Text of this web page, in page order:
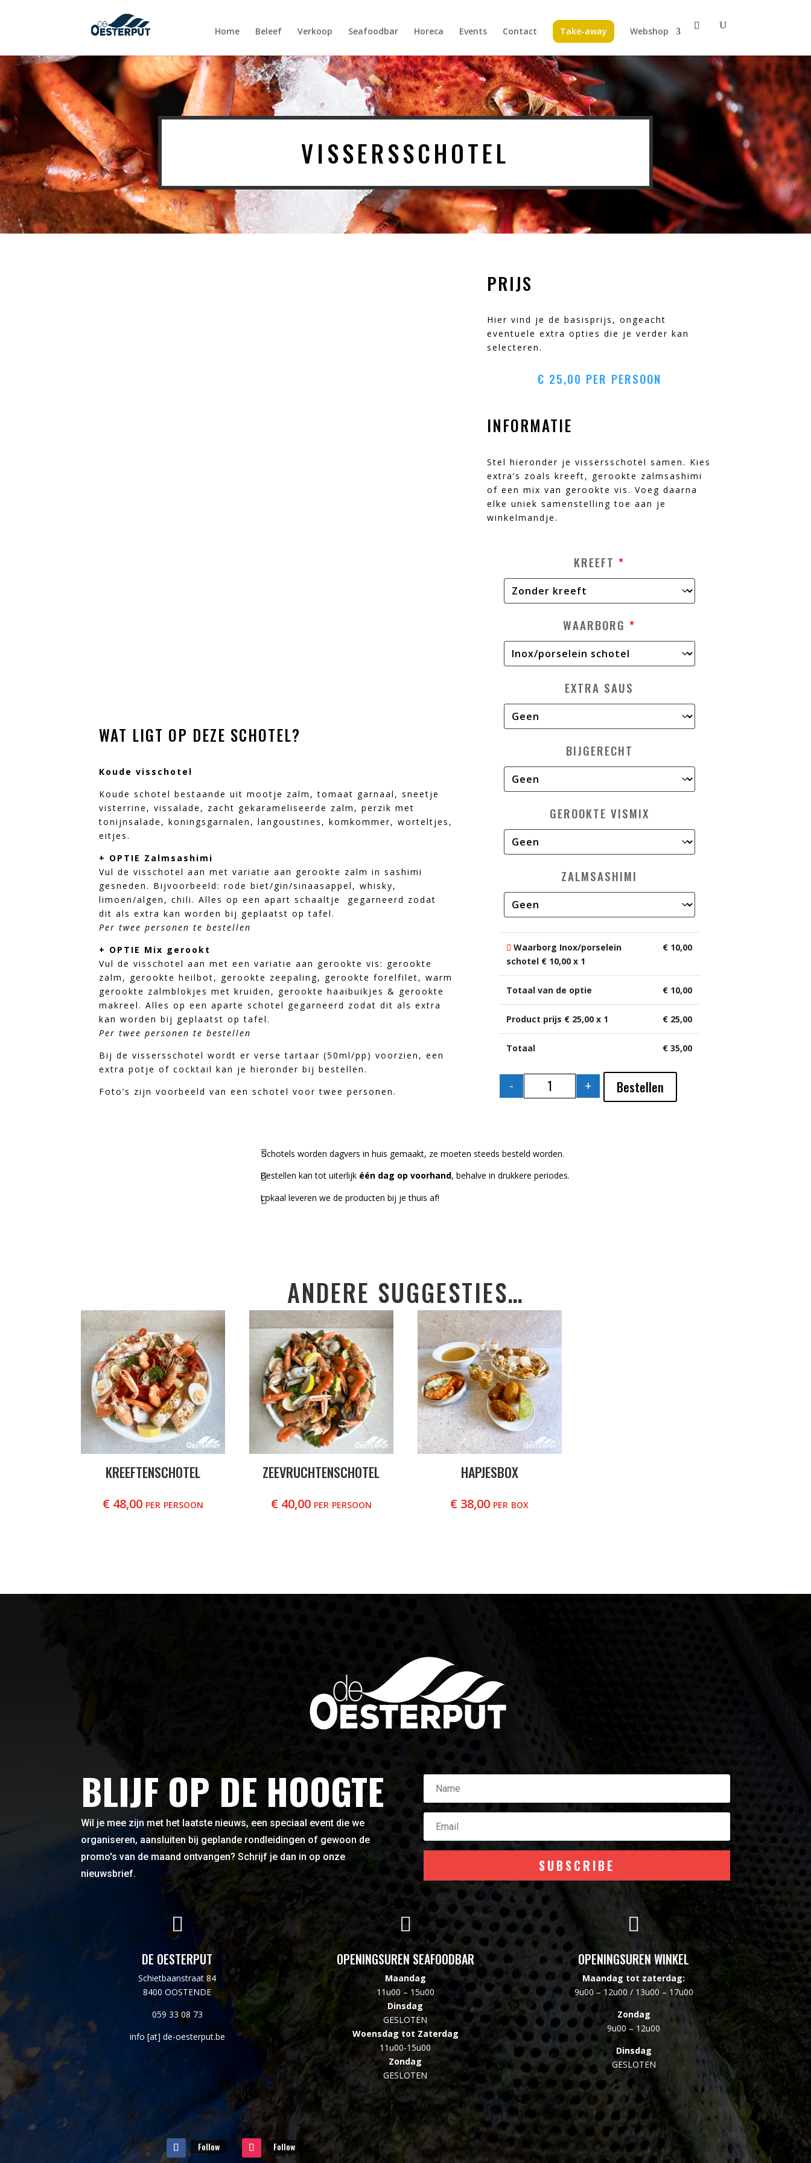
Home Beleef Verkoop Seafoodbar Horeca Events Contact Take-away Webshop
VISSERSSCHOTEL
WAT LIGT OP DEZE SCHOTEL?
Koude visschotel
Koude schotel bestaande uit mootje zalm, tomaat garnaal, sneetje
visterrine, vissalade, zacht gekarameliseerde zalm, perzik met
tonijnsalade, koningsgarnalen, langoustines, komkommer, worteltjes,
eitjes.
+ OPTIE Zalmsashimi
Vul de visschotel aan met variatie aan gerookte zalm in sashimi
gesneden. Bijvoorbeeld: rode biet/gin/sinaasappel, whisky,
limoen/algen, chili. Alles op een apart schaaltje gegarneerd zodat
dit als extra kan worden bij geplaatst op tafel.
Per twee personen te bestellen
+ OPTIE Mix gerookt
Vul de visschotel aan met een variatie aan gerookte vis: gerookte
zalm, gerookte heilbot, gerookte zeepaling, gerookte forelfilet, warm
gerookte zalmblokjes met kruiden, gerookte haaibuikjes & gerookte
makreel. Alles op een aparte schotel gegarneerd zodat dit als extra
kan worden bij geplaatst op tafel.
Per twee personen te bestellen
Bij de vissersschotel wordt er verse tartaar (50ml/pp) voorzien, een
extra potje of cocktail kan je hieronder bij bestellen.
Foto’s zijn voorbeeld van een schotel voor twee personen.
PRIJS
Hier vind je de basisprijs, ongeacht
eventuele extra opties die je verder kan
selecteren.
€ 25,00 PER PERSOON
INFORMATIE
Stel hieronder je vissersschotel samen. Kies
extra’s zoals kreeft, gerookte zalmsashimi
of een mix van gerookte vis. Voeg daarna
elke uniek samenstelling toe aan je
winkelmandje.
KREEFT *
WAARBORG *
EXTRA SAUS
BIJGERECHT
GEROOKTE VISMIX
ZALMSASHIMI
Waarborg Inox/porselein
schotel € 10,00 x 1
€ 10,00
Totaal van de optie € 10,00
Product prijs € 25,00 x 1 € 25,00
Totaal € 35,00
VISSERSSCHOTEL AANTAL
- + Bestellen



Schotels worden dagvers in huis gemaakt, ze moeten steeds besteld worden.
Bestellen kan tot uiterlijk één dag op voorhand, behalve in drukkere periodes.
Lokaal leveren we de producten bij je thuis af!
ANDERE SUGGESTIES…
KREEFTENSCHOTEL
€48,00 per persoon
ZEEVRUCHTENSCHOTEL
€40,00 per persoon
HAPJESBOX
€ 38,00 per box
BLIJF OP DE HOOGTE
Wil je mee zijn met het laatste nieuws, een speciaal event die we
organiseren, aansluiten bij geplande rondleidingen of gewoon de
promo's van de maand ontvangen? Schrijf je dan in op onze
nieuwsbrief.
SUBSCRIBE

DE OESTERPUT
Schietbaanstraat 84
8400 OOSTENDE
059 33 08 73
info [at] de-oesterput.be

OPENINGSUREN SEAFOODBAR
Maandag
11u00 – 15u00
Dinsdag
GESLOTEN
Woensdag tot Zaterdag
11u00-15u00
Zondag
GESLOTEN

OPENINGSUREN WINKEL
Maandag tot zaterdag:
9u00 – 12u00 / 13u00 – 17u00
Zondag
9u00 – 12u00
Dinsdag
GESLOTEN
Follow Follow